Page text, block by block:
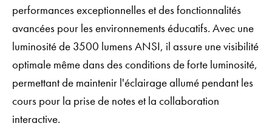
performances exceptionnelles et des fonctionnalités
avancées pour les environnements éducatifs. Avec une
luminosité de 3500 lumens ANSI, il assure une visibilité
optimale même dans des conditions de forte luminosité,
permettant de maintenir l'éclairage allumé pendant les
cours pour la prise de notes et la collaboration
interactive.